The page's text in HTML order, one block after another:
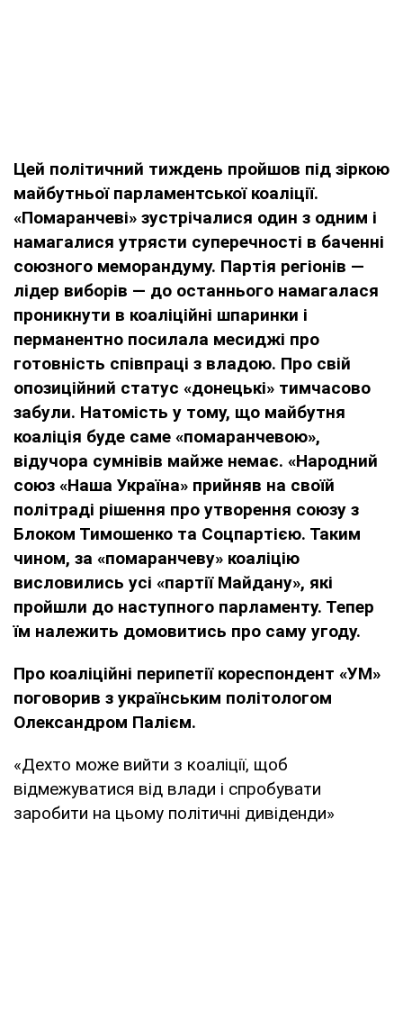
Цей політичний тиждень пройшов під зіркою
майбутньої парламентської коаліції.
«Помаранчеві» зустрічалися один з одним і
намагалися утрясти суперечності в баченні
союзного меморандуму. Партія регіонів —
лідер виборів — до останнього намагалася
проникнути в коаліційні шпаринки і
перманентно посилала месиджі про
готовність співпраці з владою. Про свій
опозиційний статус «донецькі» тимчасово
забули. Натомість у тому, що майбутня
коаліція буде саме «помаранчевою»,
відучора сумнівів майже немає. «Народний
союз «Наша Україна» прийняв на своїй
політраді рішення про утворення союзу з
Блоком Тимошенко та Соцпартією. Таким
чином, за «помаранчеву» коаліцію
висловились усі «партії Майдану», які
пройшли до наступного парламенту. Тепер
їм належить домовитись про саму угоду.
Про коаліційні перипетії кореспондент «УМ»
поговорив з українським політологом
Олександром Палієм.
«Дехто може вийти з коаліції, щоб
відмежуватися від влади і спробувати
заробити на цьому політичні дивіденди»